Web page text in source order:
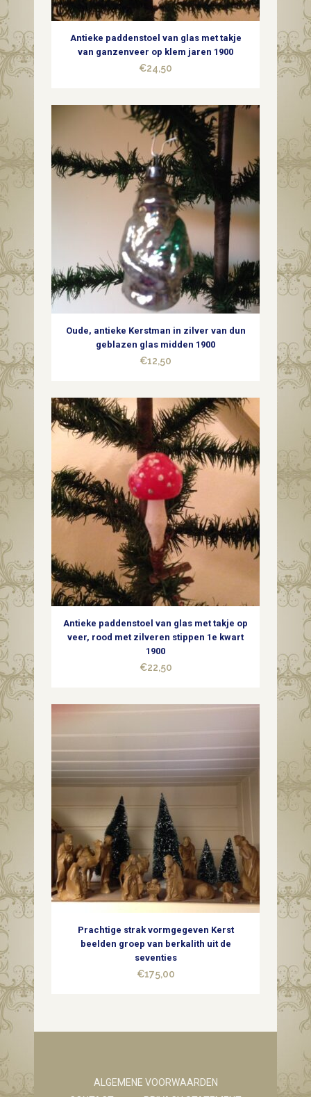
quantity
Antieke paddenstoel van glas met takje
van ganzenveer op klem jaren 1900
€24,50
Oude, antieke Kerstman in zilver van dun
geblazen glas midden 1900
€12,50
Antieke paddenstoel van glas met takje op
veer, rood met zilveren stippen 1e kwart
1900
€22,50
Prachtige strak vormgegeven Kerst
beelden groep van berkalith uit de
seventies
€175,00
ALGEMENE VOORWAARDEN